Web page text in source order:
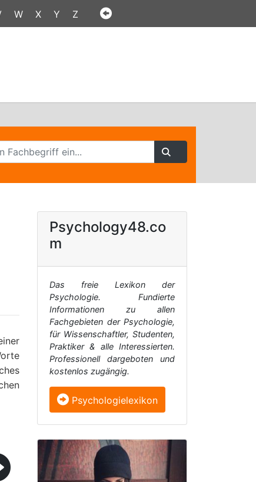
W X Y Z
Psychology48.co
m
Das freie Lexikon der
Psychologie. Fundierte
Informationen zu allen
Fachgebieten der Psychologie,
für Wissenschaftler, Studenten,
Praktiker & alle Interessierten.
Professionell dargeboten und
kostenlos zugängig.
Psychologielexikon